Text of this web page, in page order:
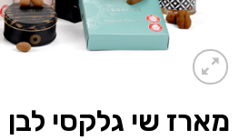
מארז שי גלקסי לבן